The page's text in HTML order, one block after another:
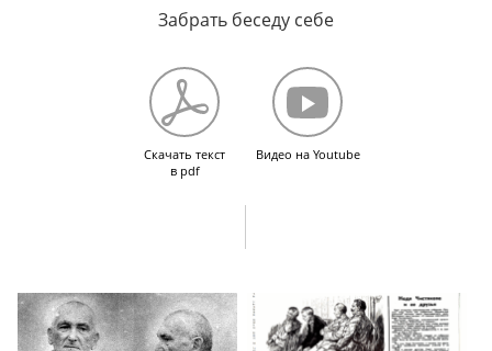
бабушке-акушеркеи дедушке, заложившем начало
науки геронтологии в России. Об отце, А.М. Дыхно. Спасение отца
госпитальной хирургии и первых операциях в Красноярске.
О матери, ее первом браке с военным, служившем у Блюхера,
1938-мгоду, и карьере в физиотерапии.
О смерти отца. О первых операциях. О пластической хирургии
Забрать беседу себе
Скачать текст
в pdf
Видео на Youtube